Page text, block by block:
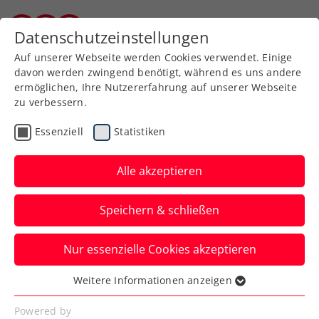
Zurück zur Newsübersicht
ATP
Operation als Ausweg:
Ofner muss Saison 2024
frühzeitig beenden
Österreichs Nummer eins legt sich wegen
anhaltender Fersenprobleme Mitte
September erneut unters Messer.
Verfasst von: Manuel Wachta, 02.09.2024
Datenschutzeinstellungen
Auf unserer Webseite werden Cookies verwendet. Einige
davon werden zwingend benötigt, während es uns andere
ermöglichen, Ihre Nutzererfahrung auf unserer Webseite
zu verbessern.
Essenziell Statistiken
Alle akzeptieren
Speichern & schließen
Nur essenzielle Cookies akzeptieren
Essenziell
Essenzielle Cookies werden für grundlegende
Weitere Informationen anzeigen
Powered by